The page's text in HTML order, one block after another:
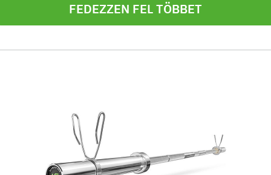
FEDEZZEN FEL TÖBBET